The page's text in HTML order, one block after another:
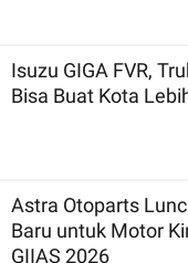
Isuzu GIGA FVR,
Bisa Buat Kota
Astra Otoparts
Baru untuk Motor
GIIAS 2026